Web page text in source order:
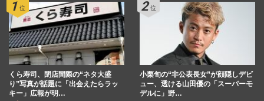
くら寿司、閉店間際の“ネタ大盛
り”写真が話題に「出会えたらラッ
キー」広報が明…
小栗旬の“非公表長女”が顔隠しデビ
ュー、透ける山田優の「スーパーモ
デルに」野…